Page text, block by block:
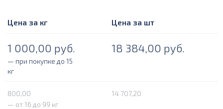
Цена за кг Цена за шт
1 000,00 руб. 18 384,00 руб.
— при покупке до 15
кг
800,00
14 707,20
— от 16 до 99 кг